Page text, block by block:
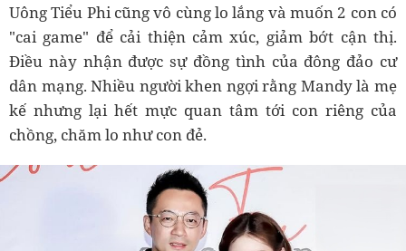
Uông Tiểu Phi cũng vô cùng lo lắng và muốn 2 con có
"cai game" để cải thiện cảm xúc, giảm bớt cận thị.
Điều này nhận được sự đồng tình của đông đảo cư
dân mạng. Nhiều người khen ngợi rằng Mandy là mẹ
kế nhưng lại hết mực quan tâm tới con riêng của
chồng, chăm lo như con đẻ.